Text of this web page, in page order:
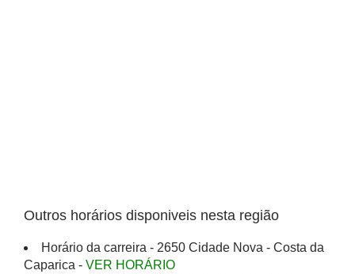
Outros horários disponiveis nesta região
Horário da carreira - 2650 Cidade Nova - Costa da
Caparica - VER HORÁRIO